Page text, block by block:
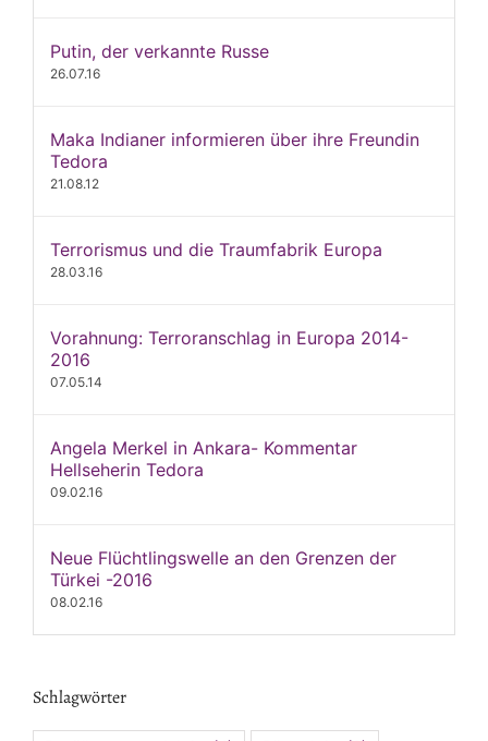
Putin, der verkannte Russe
26.07.16
Maka Indianer informieren über ihre Freundin
Tedora
21.08.12
Terrorismus und die Traumfabrik Europa
28.03.16
Vorahnung: Terroranschlag in Europa 2014-
2016
07.05.14
Angela Merkel in Ankara- Kommentar
Hellseherin Tedora
09.02.16
Neue Flüchtlingswelle an den Grenzen der
Türkei -2016
08.02.16
Schlagwörter